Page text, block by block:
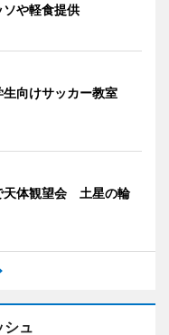
や軽食提供
向けサッカー教室
天体観望会 土星の輪
シュ